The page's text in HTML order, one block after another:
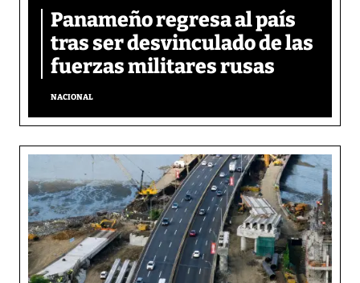
Panameño regresa al país
tras ser desvinculado de las
fuerzas militares rusas
NACIONAL